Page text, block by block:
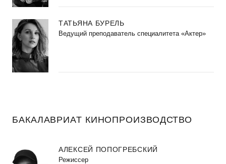
ТАТЬЯНА БУРЕЛЬ
Ведущий преподаватель специалитета «Актер»
БАКАЛАВРИАТ КИНОПРОИЗВОДСТВО
АЛЕКСЕЙ ПОПОГРЕБСКИЙ
Режиссер